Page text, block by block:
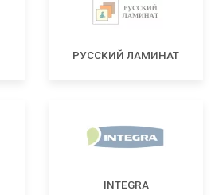
РУССКИЙ ЛАМИНАТ
INTEGRA